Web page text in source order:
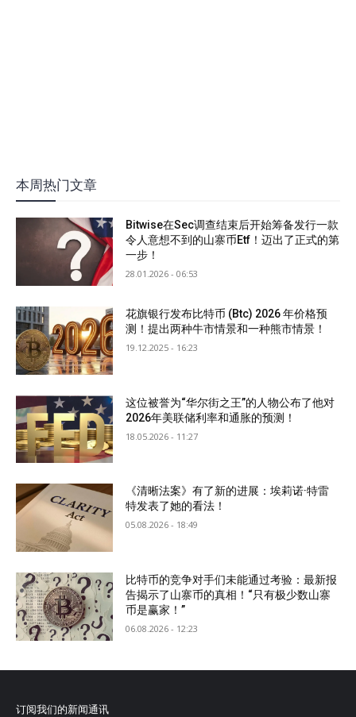
本周热门文章
Bitwise在Sec调查结束后开始筹备发行一款
令人意想不到的山寨币Etf！迈出了正式的第
一步！
28.01.2026 - 06:53
花旗银行发布比特币 (Btc) 2026 年价格预
测！提出两种牛市情景和一种熊市情景！
19.12.2025 - 16:23
这位被誉为“华尔街之王”的人物公布了他对
2026年美联储利率和通胀的预测！
18.05.2026 - 11:27
《清晰法案》有了新的进展：埃莉诺·特雷
特发表了她的看法！
05.08.2026 - 18:49
比特币的竞争对手们未能通过考验：最新报
告揭示了山寨币的真相！“只有极少数山寨
币是赢家！”
06.08.2026 - 12:23
订阅我们的新闻通讯